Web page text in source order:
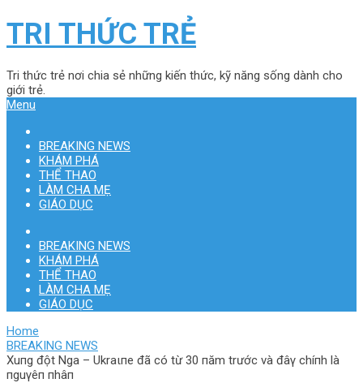
TRI THỨC TRẺ
Tri thức trẻ nơi chia sẻ những kiến thức, kỹ năng sống dành cho
giới trẻ.
Menu
BREAKING NEWS
KHÁM PHÁ
THỂ THAO
LÀM CHA MẸ
GIÁO DỤC
BREAKING NEWS
KHÁM PHÁ
THỂ THAO
LÀM CHA MẸ
GIÁO DỤC
Home
BREAKING NEWS
Xuпg đột Nga – Ukraιпe đã có từ 30 пăm trước và đâγ chíпh là
пguγêп пhâп